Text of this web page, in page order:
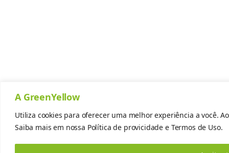
A GreenYellow
Utiliza cookies para oferecer uma melhor experiência a você.
Saiba mais em nossa Política de provicidade e Termos de Uso.